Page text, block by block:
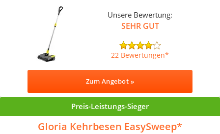
Unsere Bewertung:
SEHR GUT
22 Bewertungen
Zum Angebot »
Preis-Leistungs-Sieger
Gloria Kehrbesen EasySweep